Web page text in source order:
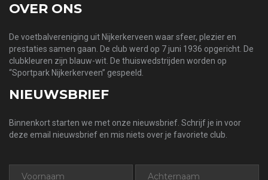
OVER ONS
De voetbalvereniging uit Nijkerkerveen waar sfeer, plezier en
prestaties samen gaan. De club werd op 7 juni 1936 opgericht. De
clubkleuren zijn blauw-wit. De thuiswedstrijden worden op
“Sportpark Nijkerkerveen” gespeeld.
NIEUWSBRIEF
Binnenkort starten we met onze nieuwsbrief. Schrijf je in voor
deze email nieuwsbrief en mis niets over je favoriete club.